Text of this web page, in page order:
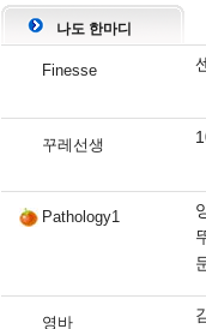
나도 한마디
Finesse
꾸레선생
Pathology1
영바